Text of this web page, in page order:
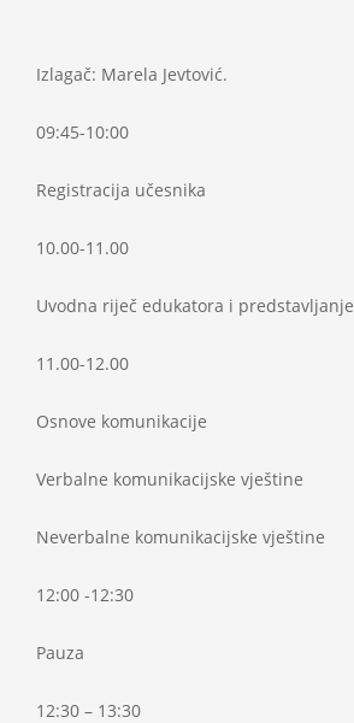
Search
Izlagač: Marela Jevtović.
09:45-10:00
Registracija učesnika
10.00-11.00
Uvodna riječ edukatora i
11.00-12.00
Osnove komunikacije
Verbalne komunikacijske vještine
Neverbalne komunikacijske vještine
12:00 -12:30
Pauza
12:30 – 13:30